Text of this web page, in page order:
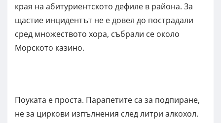
края на абитуриентското дефиле в района. За
щастие инцидентът не е довел до пострадали
сред множеството хора, събрали се около
Морското казино.
Поуката е проста. Парапетите са за подпиране,
не за циркови изпълнения след литри алкохол.